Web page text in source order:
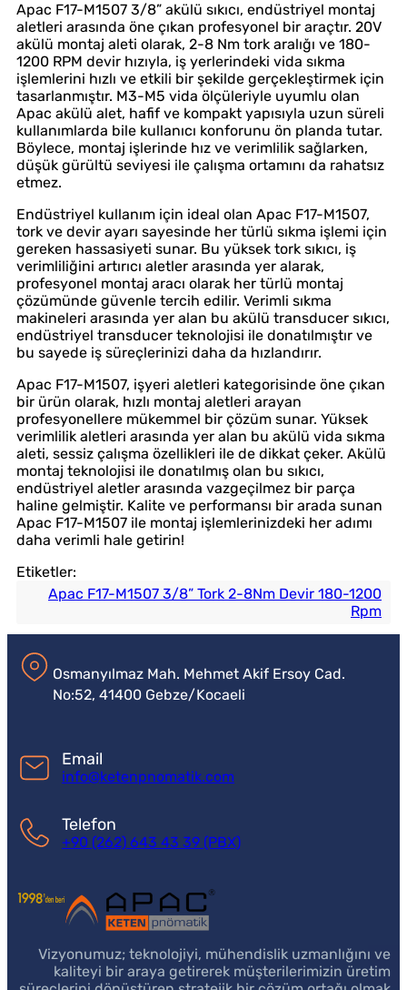
Apac F17-M1507 3/8” akülü sıkıcı, endüstriyel montaj
aletleri arasında öne çıkan profesyonel bir araçtır. 20V
akülü montaj aleti olarak, 2-8 Nm tork aralığı ve 180-
1200 RPM devir hızıyla, iş yerlerindeki vida sıkma
işlemlerini hızlı ve etkili bir şekilde gerçekleştirmek için
tasarlanmıştır. M3-M5 vida ölçüleriyle uyumlu olan
Apac akülü alet, hafif ve kompakt yapısıyla uzun süreli
kullanımlarda bile kullanıcı konforunu ön planda tutar.
Böylece, montaj işlerinde hız ve verimlilik sağlarken,
düşük gürültü seviyesi ile çalışma ortamını da rahatsız
etmez.
Endüstriyel kullanım için ideal olan Apac F17-M1507,
tork ve devir ayarı sayesinde her türlü sıkma işlemi için
gereken hassasiyeti sunar. Bu yüksek tork sıkıcı, iş
verimliliğini artırıcı aletler arasında yer alarak,
profesyonel montaj aracı olarak her türlü montaj
çözümünde güvenle tercih edilir. Verimli sıkma
makineleri arasında yer alan bu akülü transducer sıkıcı,
endüstriyel transducer teknolojisi ile donatılmıştır ve
bu sayede iş süreçlerinizi daha da hızlandırır.
Apac F17-M1507, işyeri aletleri kategorisinde öne çıkan
bir ürün olarak, hızlı montaj aletleri arayan
profesyonellere mükemmel bir çözüm sunar. Yüksek
verimlilik aletleri arasında yer alan bu akülü vida sıkma
aleti, sessiz çalışma özellikleri ile de dikkat çeker. Akülü
montaj teknolojisi ile donatılmış olan bu sıkıcı,
endüstriyel aletler arasında vazgeçilmez bir parça
haline gelmiştir. Kalite ve performansı bir arada sunan
Apac F17-M1507 ile montaj işlemlerinizdeki her adımı
daha verimli hale getirin!
Etiketler:
Apac F17-M1507 3/8” Tork 2-8Nm Devir 180-1200
Rpm
Osmanyılmaz Mah. Mehmet Akif Ersoy Cad.
No:52, 41400 Gebze/Kocaeli
Email
info@ketenpnomatik.com
Telefon
+90 (262) 643 43 39 (PBX)
Vizyonumuz; teknolojiyi, mühendislik uzmanlığını ve
kaliteyi bir araya getirerek müşterilerimizin üretim